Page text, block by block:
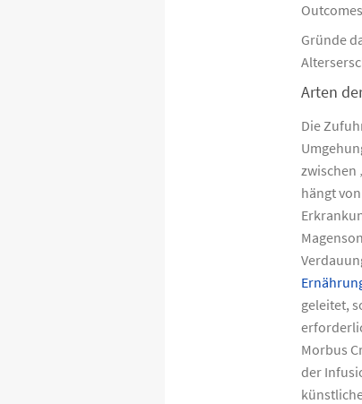
Gründe
Arten
Die
zwischen
hängt
geleitet,
Morbus
der